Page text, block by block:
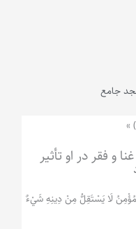
جامع
»
و فقر در او تأثیر
لَا يَسْتَقِلُّ مِنْ دِينِهِ شَيْ‌ءٌ